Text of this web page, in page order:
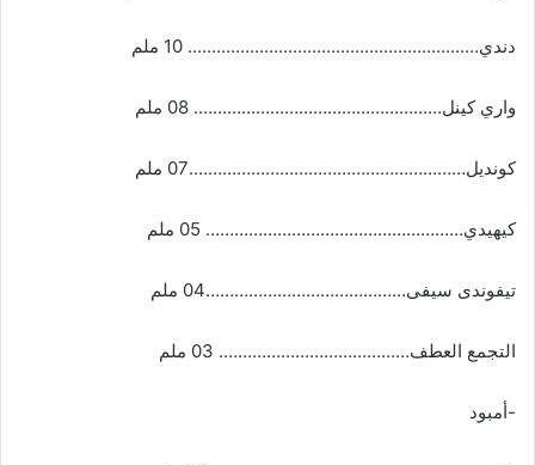
دندي……………………………………………………. 10 ملم
واري كينل……………………………………………. 08 ملم
كونديل………………………………………………….07 ملم
كيهيدي……………………………………………… 05 ملم
تيفوندى سيفى……………………………………04 ملم
التجمع العطف…………………………………. 03 ملم
-أمبود